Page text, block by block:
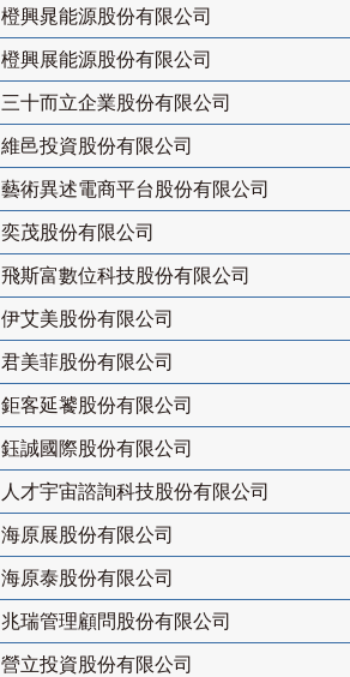
橙興晁能源股份有限公司
橙興展能源股份有限公司
三十而立企業股份有限公司
維邑投資股份有限公司
藝術異述電商平台股份有限公司
奕茂股份有限公司
飛斯富數位科技股份有限公司
伊艾美股份有限公司
君美菲股份有限公司
鉅客延饕股份有限公司
鈺誠國際股份有限公司
人才宇宙諮詢科技股份有限公司
海原展股份有限公司
海原泰股份有限公司
兆瑞管理顧問股份有限公司
營立投資股份有限公司